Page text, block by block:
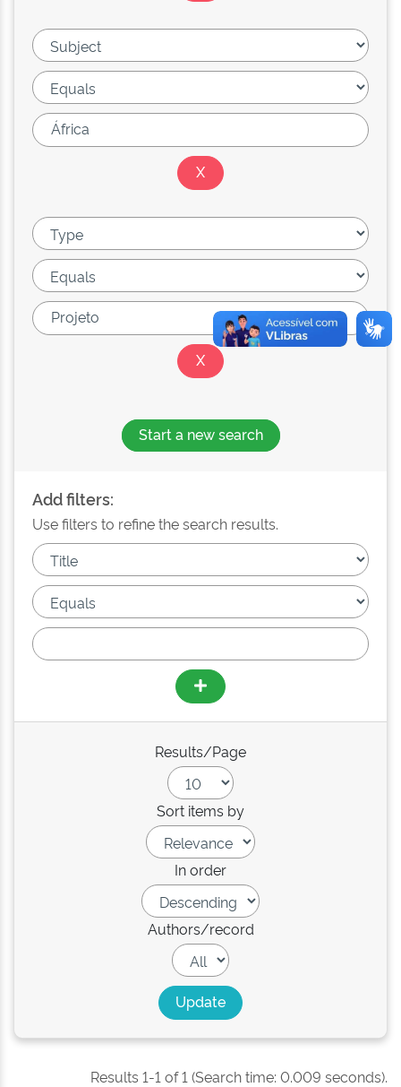
Start a new search
Add filters:
Use filters to refine the search results.
Results/Page
Sort items by
In order
Authors/record
Results 1-1 of 1 (Search time: 0.009 seconds).